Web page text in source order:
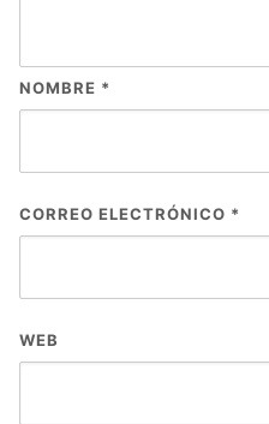
NOMBRE *
CORREO ELECTRÓNICO *
WEB